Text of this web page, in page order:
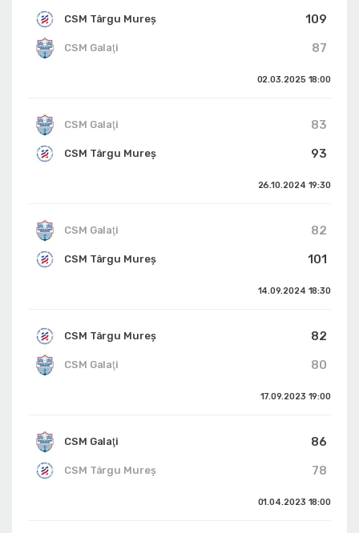
CSM Târgu Mureș
109
87
CSM Galaţi
02.03.2025 18:00
CSM Galaţi
83
93
CSM Târgu Mureș
26.10.2024 19:30
CSM Galaţi
82
101
CSM Târgu Mureș
14.09.2024 18:30
CSM Târgu Mureș
82
80
CSM Galaţi
17.09.2023 19:00
CSM Galaţi
86
78
CSM Târgu Mureș
01.04.2023 18:00